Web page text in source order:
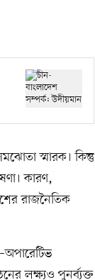
স্মারক। কিন্তু
কারণ,
রাজনৈতিক
লক্ষ্যও পুনর্ব্যক্ত